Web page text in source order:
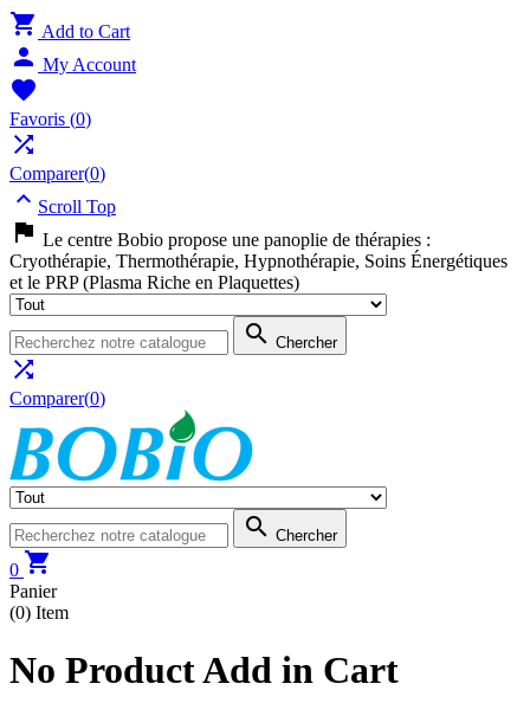
 Add to Cart
 My Account

Favoris (0)

Comparer(0)
 Scroll Top
 Le centre Bobio propose une panoplie de thérapies :
Cryothérapie, Thermothérapie, Hypnothérapie, Soins Énergétiques
et le PRP (Plasma Riche en Plaquettes)
 Chercher

Comparer(0)
 Chercher
0 
Panier
(0) Item
No Product Add in Cart